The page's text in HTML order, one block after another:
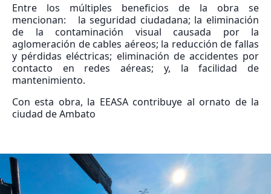
Entre los múltiples beneficios de la obra se
mencionan: la seguridad ciudadana; la eliminación
de la contaminación visual causada por la
aglomeración de cables aéreos; la reducción de fallas
y pérdidas eléctricas; eliminación de accidentes por
contacto en redes aéreas; y, la facilidad de
mantenimiento.
Con esta obra, la EEASA contribuye al ornato de la
ciudad de Ambato